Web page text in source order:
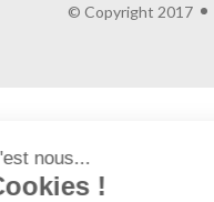
© Copyright 2017
Salut c'est nous...
les Cookies !